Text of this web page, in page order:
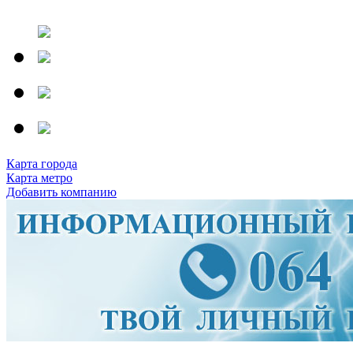
Карта города
Карта метро
Добавить компанию